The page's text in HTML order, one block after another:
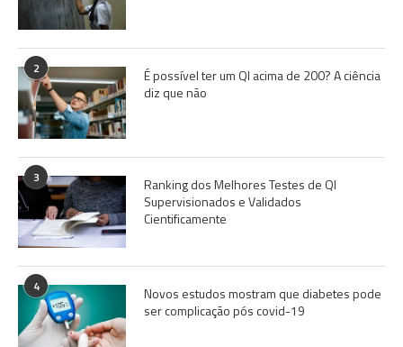
2
É possível ter um QI acima de 200? A ciência
diz que não
3
Ranking dos Melhores Testes de QI
Supervisionados e Validados
Cientificamente
4
Novos estudos mostram que diabetes pode
ser complicação pós covid-19